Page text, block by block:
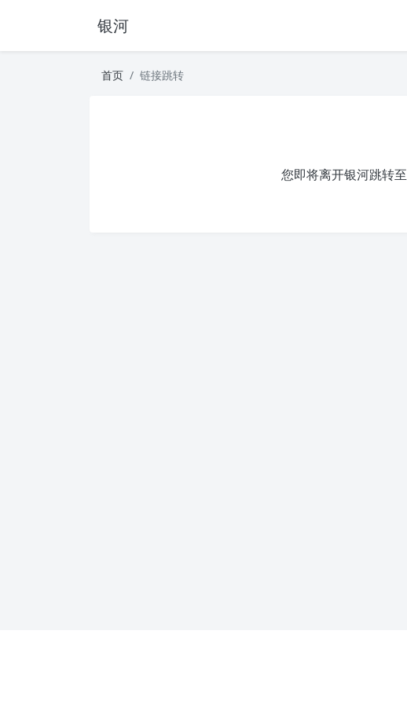
银河
首页 链接跳转
您即将离开银河跳转至